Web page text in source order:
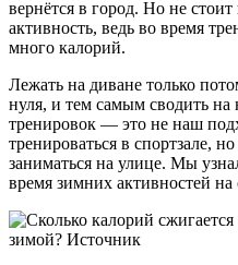
вернётся в город. Но не
активность, ведь во время
много калорий.
Лежать на диване только
нуля, и тем самым сводить на
тренировок — это не наш
тренироваться в спортзале,
заниматься на улице. Мы
время зимних активностей на